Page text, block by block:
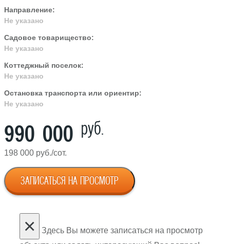
Направление:
Не указано
Садовое товарищество:
Не указано
Коттеджный поселок:
Не указано
Остановка транспорта или ориентир:
Не указано
990 000 руб.
198 000 руб./сот.
ЗАПИСАТЬСЯ НА ПРОСМОТР
×
Здесь Вы можете записаться на просмотр